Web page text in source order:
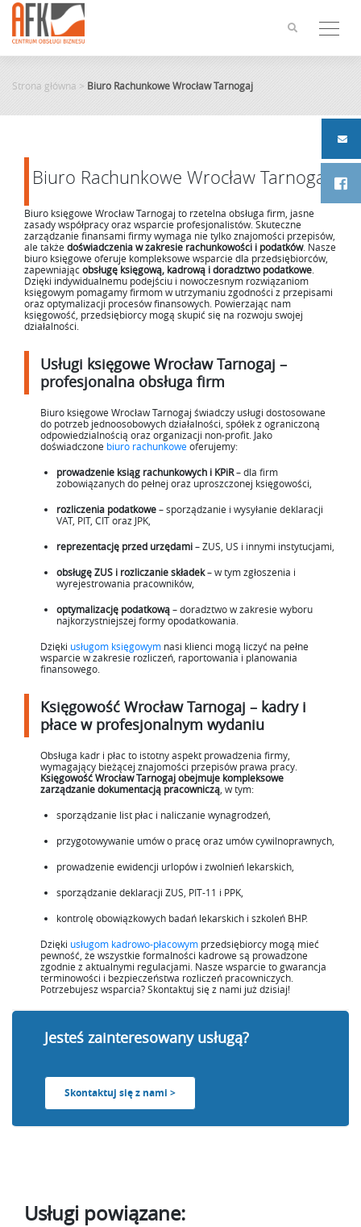
content
Strona główna > Biuro Rachunkowe Wrocław Tarnogaj
Usługi powiązane:
Biuro Rachunkowe Wrocław Tarnogaj
Biuro księgowe Wrocław Tarnogaj to rzetelna obsługa firm, jasne
zasady współpracy oraz wsparcie profesjonalistów. Skuteczne
zarządzanie finansami firmy wymaga nie tylko znajomości przepisów,
ale także doświadczenia w zakresie rachunkowości i podatków. Nasze
biuro księgowe oferuje kompleksowe wsparcie dla przedsiębiorców,
zapewniającobsługę księgową, kadrową i doradztwo podatkowe
Dzięki indywidualnemu podejściu i nowoczesnym rozwiązaniom
księgowym pomagamy firmom w utrzymaniu zgodności z przepisami
oraz optymalizacji procesów finansowych. Powierzając nam
księgowość, przedsiębiorcy mogą skupić się na rozwoju swojej
działalności.
Usługi księgowe Wrocław Tarnogaj –
profesjonalna obsługa firm
Biuro księgowe Wrocław Tarnogaj świadczy usługi dostosowane
do potrzeb jednoosobowych działalności, spółek z ograniczoną
odpowiedzialnością oraz organizacji non-profit. Jako
doświadczone biuro rachunkoweoferujemy:
prowadzenie ksiąg rachunkowych i KPiR– dla firm
zobowiązanych do pełnej oraz uproszczonej księgowości,
rozliczenia podatkowe– sporządzanie i wysyłanie deklaracji
VAT, PIT, CIT oraz JPK,
reprezentację przed urzędami– ZUS, US i innymi instytucjami,
obsługę ZUS i rozliczanie składek– w tym zgłoszenia i
wyrejestrowania pracowników,
optymalizację podatkową– doradztwo w zakresie wyboru
najkorzystniejszej formy opodatkowania.
Dzięki usługom księgowym nasi klienci mogą liczyć na pełne
wsparcie w zakresie rozliczeń, raportowania i planowania
finansowego.
Księgowość Wrocław Tarnogaj – kadry i
płace w profesjonalnym wydaniu
Obsługa kadr i płac to istotny aspekt prowadzenia firmy,
wymagający bieżącej znajomości przepisów prawa pracy.
Księgowość Wrocław Tarnogajobejmuje kompleksowe
zarządzanie dokumentacją pracowniczą , w tym:
sporządzanie list płac i naliczanie wynagrodzeń,
przygotowywanie umów o pracę oraz umów cywilnoprawnych,
prowadzenie ewidencji urlopów i zwolnień lekarskich,
sporządzanie deklaracji ZUS, PIT-11 i PPK,
kontrolę obowiązkowych badań lekarskich i szkoleń BHP.
Dzięki usługom kadrowo-płacowym przedsiębiorcy mogą mieć
pewność, że wszystkie formalności kadrowe są prowadzone
zgodnie z aktualnymi regulacjami. Nasze wsparcie to gwarancja
terminowości i bezpieczeństwa rozliczeń pracowniczych.
Potrzebujesz wsparcia? Skontaktuj się z nami już dzisiaj!
Jesteś zainteresowany usługą?
Skontaktuj się z nami >